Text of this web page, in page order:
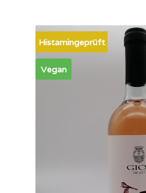
Histamingeprüft
Vegan